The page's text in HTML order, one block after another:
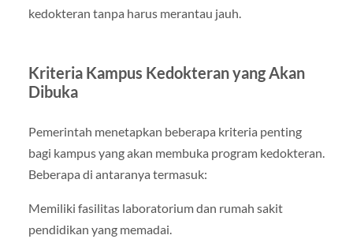
kedokteran tanpa harus merantau jauh.
Kriteria Kampus Kedokteran yang Akan
Dibuka
Pemerintah menetapkan beberapa kriteria penting
bagi kampus yang akan membuka program kedokteran.
Beberapa di antaranya termasuk:
Memiliki fasilitas laboratorium dan rumah sakit
pendidikan yang memadai.